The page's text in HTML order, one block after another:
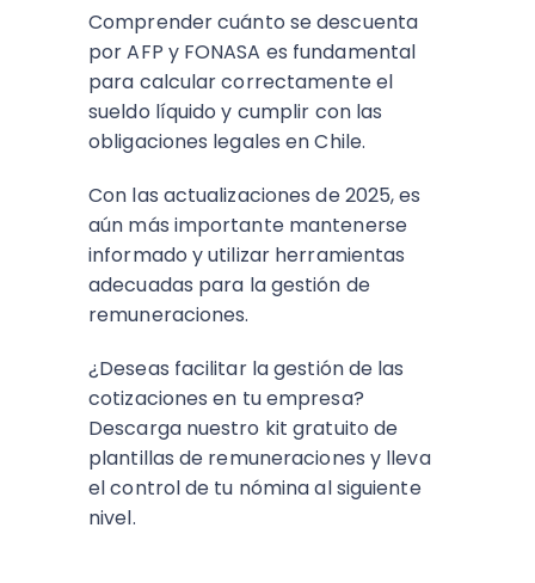
Comprender cuánto se descuenta
por AFP y FONASA es fundamental
para calcular correctamente el
sueldo líquido y cumplir con las
obligaciones legales en Chile.
Con las actualizaciones de 2025, es
aún más importante mantenerse
informado y utilizar herramientas
adecuadas para la gestión de
remuneraciones.
¿Deseas facilitar la gestión de las
cotizaciones en tu empresa?
Descarga nuestro kit gratuito de
plantillas de remuneraciones y lleva
el control de tu nómina al siguiente
nivel.